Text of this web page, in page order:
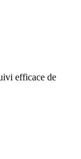
efficace de